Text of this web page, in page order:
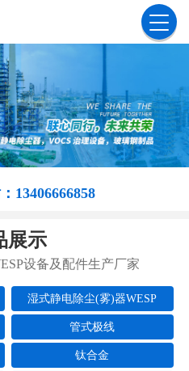
13406666858
展示
设备及配件生产厂家
湿式静电除尘(雾)器WESP
管式极线
钛合金